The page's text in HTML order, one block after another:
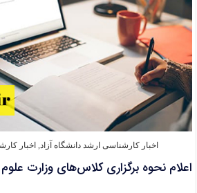
در
پی
شرایط
خاص
کشور
اخبار کارشناسی ارشد دانشگاه آزاد, اخبار
اعلام نحوه برگزاری کلاس‌های وزارت علوم